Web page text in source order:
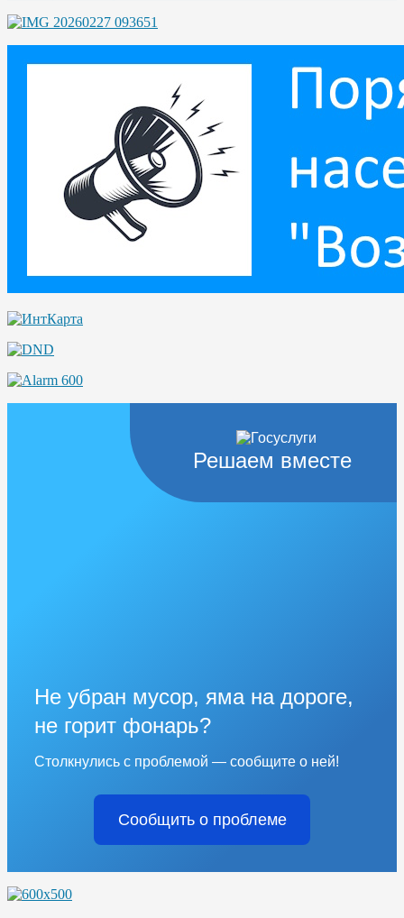
Решаем вместе
Не убран мусор, яма на дороге,
не горит фонарь?
Столкнулись с проблемой — сообщите о ней!
Сообщить о проблеме